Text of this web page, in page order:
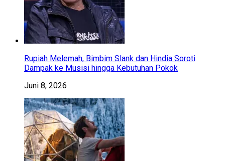
Rupiah Melemah, Bimbim Slank dan Hindia Soroti
Dampak ke Musisi hingga Kebutuhan Pokok
Juni 8, 2026